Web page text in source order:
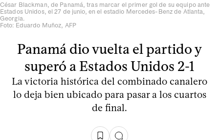
César Blackman, de Panamá, tras marcar el primer gol de su equipo ante
Estados Unidos, el 27 de junio, en el estadio Mercedes-Benz de Atlanta,
Georgia.
Foto: Eduardo Muñoz, AFP
Panamá dio vuelta el partido y
superó a Estados Unidos 2-1
La victoria histórica del combinado canalero
lo deja bien ubicado para pasar a los cuartos
de final.